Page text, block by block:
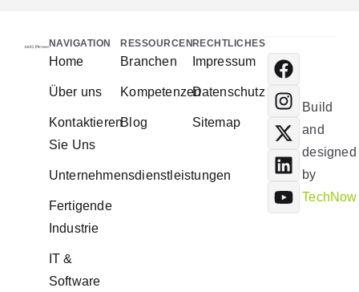
NAVIGATION
Home
Über uns
Kontaktieren
Sie Uns
Unternehmensdienstleistungen
Fertigende
Industrie
IT &
Software
RESSOURCEN
Branchen
Kompetenzen
Blog
RECHTLICHES
Impressum
Datenschutz
Sitemap
Build
and
designed
by
TechNow